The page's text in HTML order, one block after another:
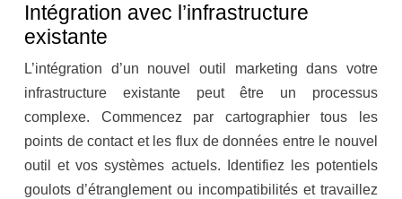
Intégration avec l’infrastructure
existante
L’intégration d’un nouvel outil marketing dans votre
infrastructure existante peut être un processus
complexe. Commencez par cartographier tous les
points de contact et les flux de données entre le nouvel
outil et vos systèmes actuels. Identifiez les potentiels
goulots d’étranglement ou incompatibilités et travaillez